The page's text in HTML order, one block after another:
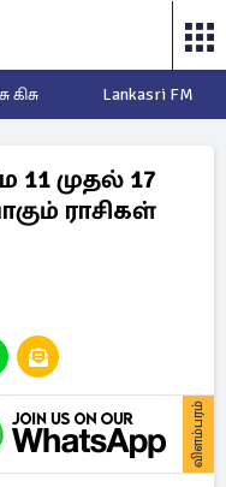
கிசு Lankasri FM
11 முதல் 17
ராசிகள்
விளம்பரம்